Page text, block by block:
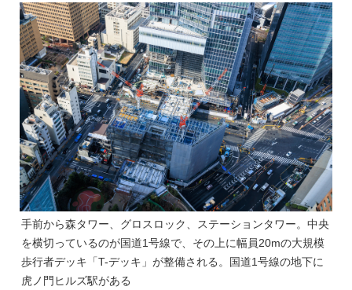
手前から森タワー、グロスロック、ステーションタワー。中央
を横切っているのが国道1号線で、その上に幅員20mの大規模
歩行者デッキ「T-デッキ」が整備される。国道1号線の地下に
虎ノ門ヒルズ駅がある